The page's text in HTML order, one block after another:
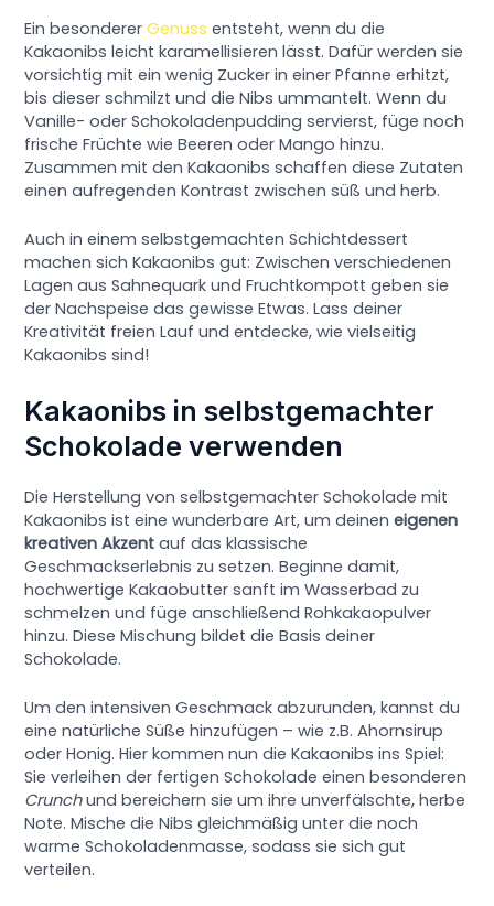
Ein besondererGenuss entsteht, wenn du die
Kakaonibs leicht karamellisieren lässt. Dafür werden sie
vorsichtig mit ein wenig Zucker in einer Pfanne erhitzt,
bis dieser schmilzt und die Nibs ummantelt. Wenn du
Vanille- oder Schokoladenpudding servierst, füge noch
frische Früchte wie Beeren oder Mango hinzu.
Zusammen mit den Kakaonibs schaffen diese Zutaten
einen aufregenden Kontrast zwischen süß und herb.
Auch in einem selbstgemachten Schichtdessert
machen sich Kakaonibs gut: Zwischen verschiedenen
Lagen aus Sahnequark und Fruchtkompott geben sie
der Nachspeise das gewisse Etwas. Lass deiner
Kreativität freien Lauf und entdecke, wie vielseitig
Kakaonibs sind!
Kakaonibs in selbstgemachter
Schokolade verwenden
Die Herstellung von selbstgemachter Schokolade mit
Kakaonibs ist eine wunderbare Art, um deineneigenen
kreativen Akzent auf das klassische
Geschmackserlebnis zu setzen. Beginne damit,
hochwertige Kakaobutter sanft im Wasserbad zu
schmelzen und füge anschließend Rohkakaopulver
hinzu. Diese Mischung bildet die Basis deiner
Schokolade.
Um den intensiven Geschmack abzurunden, kannst du
eine natürliche Süße hinzufügen – wie z.B. Ahornsirup
oder Honig. Hier kommen nun die Kakaonibs ins Spiel:
Sie verleihen der fertigen Schokolade einen besonderen
Crunchund bereichern sie um ihre unverfälschte, herbe
Note. Mische die Nibs gleichmäßig unter die noch
warme Schokoladenmasse, sodass sie sich gut
verteilen.